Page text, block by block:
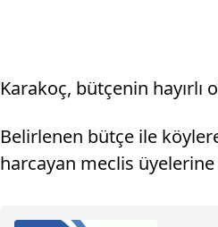
Karakoç, bütçenin hayırlı
Belirlenen bütçe ile
harcayan meclis